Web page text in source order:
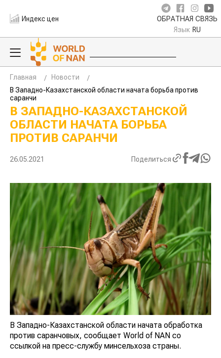
Индекс цен ОБРАТНАЯ СВЯЗЬ
Язык RU
Главная
Новости
В Западно-Казахстанской области начата борьба против
саранчи
В ЗАПАДНО-КАЗАХСТАНСКОЙ
ОБЛАСТИ НАЧАТА БОРЬБА
ПРОТИВ САРАНЧИ
26.05.2021 Поделиться
В Западно-Казахстанской области начата обработка
против саранчовых, сообщает World of NAN со
ссылкой на пресс-службу минсельхоза страны.